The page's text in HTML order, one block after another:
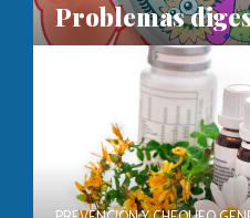
Problemas